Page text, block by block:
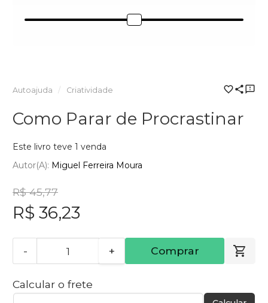
Autoajuda Criatividade
Como Parar de Procrastinar
Este livro teve 1 venda
Autor(a): Miguel Ferreira Moura
R$ 45,77
R$ 36,23
- + Comprar
Calcular o frete